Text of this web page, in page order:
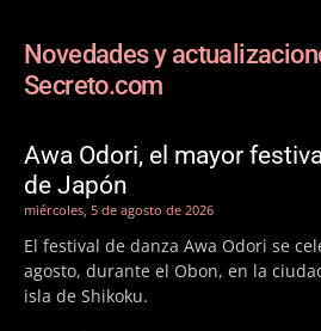
Novedades y
Secreto.com
Awa Odori, el mayor
de Japón
miércoles, 5 de agosto de 2026
El festival de danza Awa Odori se
agosto, durante el Obon, en la
isla de Shikoku.